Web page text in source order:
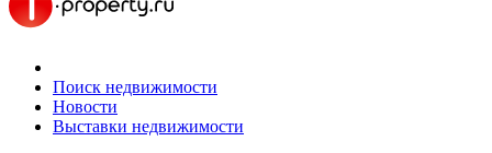
Поиск недвижимости
Новости
Выставки недвижимости